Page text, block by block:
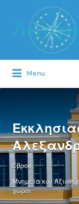
Search
Menu
for:
Έβρου
Μνημεία και
χώροι